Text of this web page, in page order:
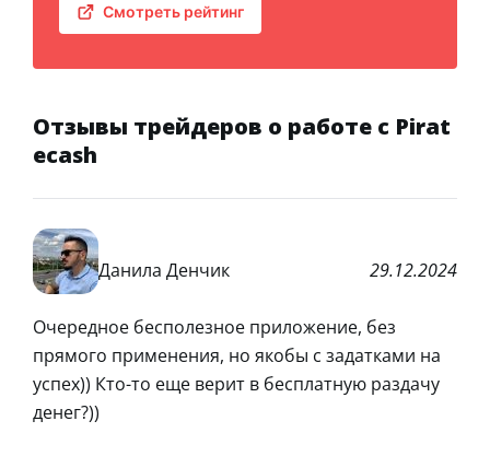
Смотреть рейтинг
Отзывы трейдеров о работе с Pirat
ecash
Данила Денчик 29.12.2024
Очередное бесполезное приложение, без
прямого применения, но якобы с задатками на
успех)) Кто-то еще верит в бесплатную раздачу
денег?))